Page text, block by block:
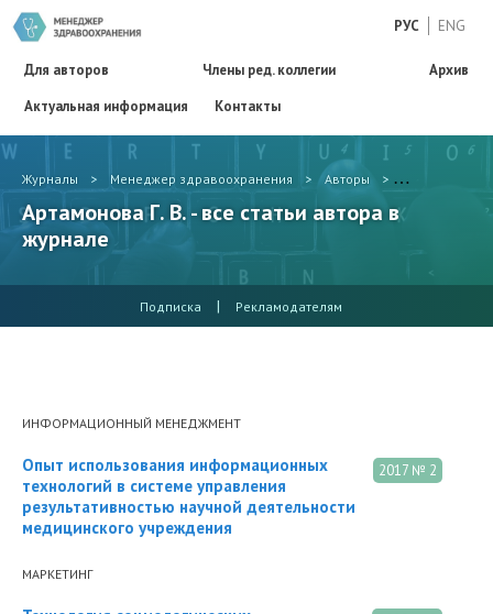
РУС ENG
Для авторов Члены ред. коллегии
Архив
Актуальная информация
Контакты
Журналы > Менеджер здравоохранения > Авторы > Артамонова Г.
Артамонова Г. В. - все статьи автора в
журнале
Подписка | Рекламодателям
ИНФОРМАЦИОННЫЙ МЕНЕДЖМЕНТ
2017 № 2
Опыт использования информационных
технологий в системе управления
результативностью научной деятельности
медицинского учреждения
МАРКЕТИНГ